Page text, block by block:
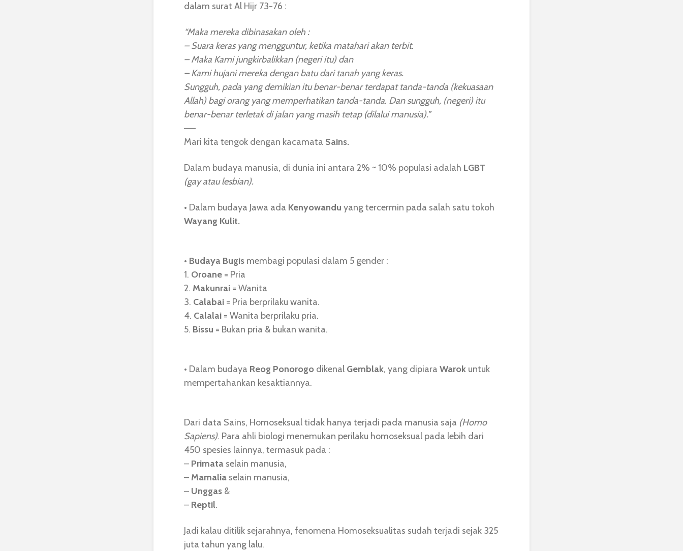
dalam surat Al Hijr 73-76 :
“Maka mereka dibinasakan oleh :
– Suara keras yang mengguntur, ketika matahari akan terbit.
– Maka Kami jungkirbalikkan (negeri itu) dan
– Kami hujani mereka dengan batu dari tanah yang keras.
Sungguh, pada yang demikian itu benar-benar terdapat tanda-tanda (kekuasaan
Allah) bagi orang yang memperhatikan tanda-tanda. Dan sungguh, (negeri) itu
benar-benar terletak di jalan yang masih tetap (dilalui manusia).”
—–
Mari kita tengok dengan kacamata Sains.
Dalam budaya manusia, di dunia ini antara 2% ~ 10% populasi adalah LGBT
(gay atau lesbian).
• Dalam budaya Jawa ada Kenyowandu yang tercermin pada salah satu tokoh
Wayang Kulit.
• Budaya Bugis membagi populasi dalam 5 gender :
1. Oroane = Pria
2. Makunrai = Wanita
3. Calabai = Pria berprilaku wanita.
4. Calalai = Wanita berprilaku pria.
5. Bissu = Bukan pria & bukan wanita.
• Dalam budaya Reog Ponorogo dikenal Gemblak, yang dipiara Warok untuk
mempertahankan kesaktiannya.
Dari data Sains, Homoseksual tidak hanya terjadi pada manusia saja (Homo
Sapiens). Para ahli biologi menemukan perilaku homoseksual pada lebih dari
450 spesies lainnya, termasuk pada :
– Primata selain manusia,
– Mamalia selain manusia,
– Unggas &
– Reptil.
Jadi kalau ditilik sejarahnya, fenomena Homoseksualitas sudah terjadi sejak 325
juta tahun yang lalu.